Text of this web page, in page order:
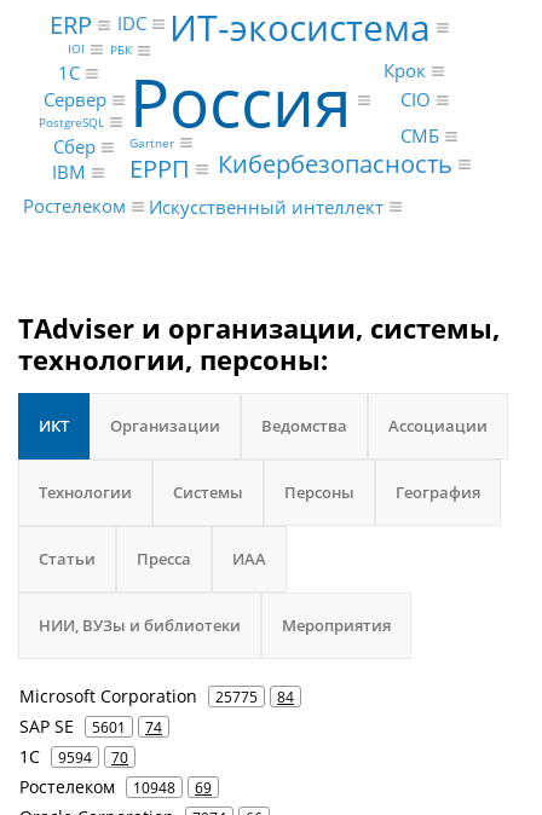
Россия
ИТ-экосистема
ЕРРП Кибербезопасность
ERP
1С
Ростелеком
Сервер
Искусственный интеллект
Сбер СМБ
CIO
Крок
IDC
IBM
IOI
Gartner
РБК
PostgreSQL
TAdviser и организации, системы,
технологии, персоны:
ИКТ Организации Ведомства Ассоциации
Технологии Системы Персоны География
Статьи Пресса ИАА
НИИ, ВУЗы и библиотеки Мероприятия
Microsoft Corporation 25775 84
SAP SE 5601 74
1С 9594 70
Ростелеком 10948 69